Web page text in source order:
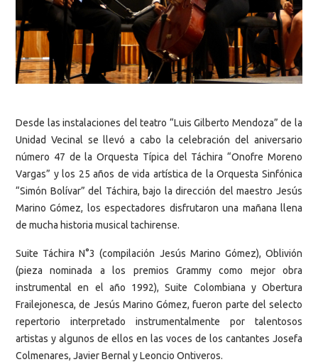
Desde las instalaciones del teatro “Luis Gilberto Mendoza” de la
Unidad Vecinal se llevó a cabo la celebración del aniversario
número 47 de la Orquesta Típica del Táchira “Onofre Moreno
Vargas” y los 25 años de vida artística de la Orquesta Sinfónica
“Simón Bolívar” del Táchira, bajo la dirección del maestro Jesús
Marino Gómez, los espectadores disfrutaron una mañana llena
de mucha historia musical tachirense.
Suite Táchira N°3 (compilación Jesús Marino Gómez), Oblivión
(pieza nominada a los premios Grammy como mejor obra
instrumental en el año 1992), Suite Colombiana y Obertura
Frailejonesca, de Jesús Marino Gómez, fueron parte del selecto
repertorio interpretado instrumentalmente por talentosos
artistas y algunos de ellos en las voces de los cantantes Josefa
Colmenares, Javier Bernal y Leoncio Ontiveros.